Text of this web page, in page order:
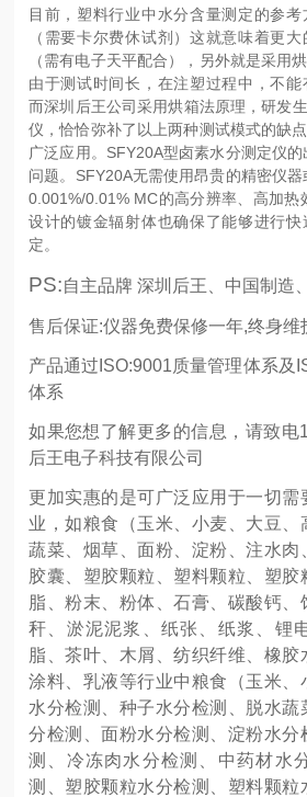
目前，塑料行业中水分含量测定的参考
（需要卡尔费休试剂） 这就意味着更大
（需有电子天平配合）， 另外就是采用
由于测试时间长，在注塑过程中，不能
而深圳后王公司采用烘箱法原理，研发
仪，恰恰弥补了以上两种测试模式的缺
广泛应用。SFY20A型卤素水分测定仪
问题。SFY20A无需使用昂贵的精密仪
0.001%/0.01% MC的高分辨率、高加热
设计的镀金辐射体也确保了能够进行
定。
PS:自主品牌 深圳后王 、中国制造
售后保证:仪器免费保修一年,终身维
产品通过 ISO:9001质量管理体系及
体系
如果您想了解更多的信息， 请致电
后王电子科技有限公司
更加实惠的是可广泛应用于一切
业，如粮食（玉米、小麦、大豆、
蔬菜、烟草、面粉、淀粉、注水肉
胶囊、塑胶颗粒、塑料颗粒、塑
脂、粉末、粉体、石膏、碳酸钙
秆、淤泥泥浆、纸张、纸浆、锂
脂、茶叶、木屑、纺织纤维、橡胶
涂料、乳液等行业中粮食（玉米、
水分检测、种子水分检测、脱水蔬
分检测、面粉水分检测、淀粉水分
测、冷冻肉水分检测、中药材水
测、塑胶颗粒水分检测、塑料颗粒